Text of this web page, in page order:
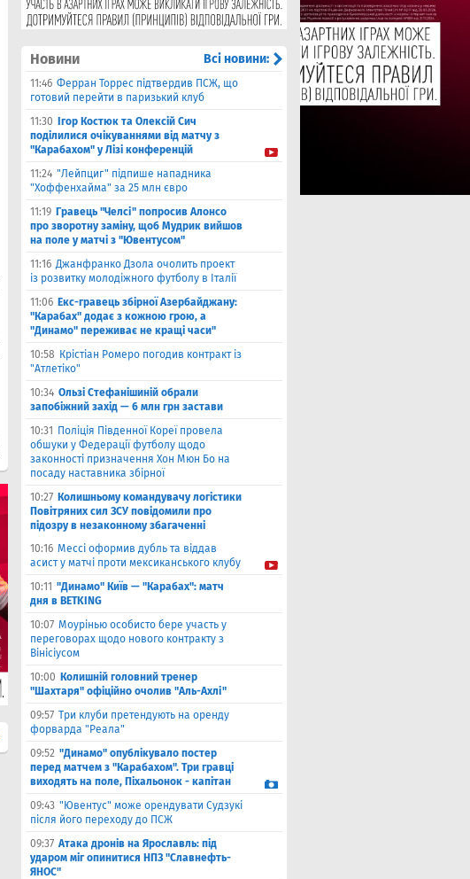
Новини Всі новини:
11:46 Ферран Торрес підтвердив ПСЖ, що
готовий перейти в паризький клуб
11:30
Ігор Костюк та Олексій Сич
поділилися очікуваннями від матчу з
"Карабахом" у Лізі конференцій
11:24 "Лейпциг" підпише нападника
"Хоффенхайма" за 25 млн євро
11:19 Гравець "Челсі" попросив Алонсо
про зворотну заміну, щоб Мудрик вийшов
на поле у ​​матчі з "Ювентусом"
11:16 Джанфранко Дзола очолить проект
із розвитку молодіжного футболу в Італії
11:06 Екс-гравець збірної Азербайджану:
"Карабах" додає з кожною грою, а
"Динамо" переживає не кращі часи"
10:58 Крістіан Ромеро погодив контракт із
"Атлетіко"
10:34 Ользі Стефанішиній обрали
запобіжний захід — 6 млн грн застави
10:31
Поліція Південної Кореї провела
обшуки у Федерації футболу щодо
законності призначення Хон Мюн Бо на
посаду наставника збірної
10:27 Колишньому командувачу логістики
Повітряних сил ЗСУ повідомили про
підозру в незаконному збагаченні
10:16 Мессі оформив дубль та віддав
асист у матчі проти мексиканського клубу
10:11 "Динамо" Київ — "Карабах": матч
дня в BETKING
10:07 Моурінью особисто бере участь у
переговорах щодо нового контракту з
Вінісіусом
10:00 Колишній головний тренер
"Шахтаря" офіційно очолив "Аль-Ахлі"
09:57 Три клуби претендують на оренду
форварда "Реала"
09:52 "Динамо" опублікувало постер
перед матчем з "Карабахом". Три гравці
виходять на поле, Піхальонок - капітан
09:43 "Ювентус" може орендувати Судзукі
після його переходу до ПСЖ
09:37 Атака дронів на Ярославль: під
ударом міг опинитися НПЗ "Славнефть-
ЯНОС"